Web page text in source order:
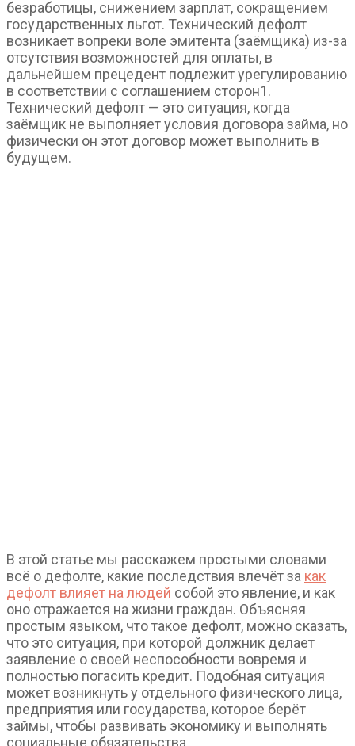
безработицы, снижением зарплат, сокращением
государственных льгот. Технический дефолт
возникает вопреки воле эмитента (заёмщика) из-за
отсутствия возможностей для оплаты, в
дальнейшем прецедент подлежит урегулированию
в соответствии с соглашением сторон1.
Технический дефолт — это ситуация, когда
заёмщик не выполняет условия договора займа, но
физически он этот договор может выполнить в
будущем.
В этой статье мы расскажем простыми словами
всё о дефолте, какие последствия влечёт за как
дефолт влияет на людей собой это явление, и как
оно отражается на жизни граждан. Объясняя
простым языком, что такое дефолт, можно сказать,
что это ситуация, при которой должник делает
заявление о своей неспособности вовремя и
полностью погасить кредит. Подобная ситуация
может возникнуть у отдельного физического лица,
предприятия или государства, которое берёт
займы, чтобы развивать экономику и выполнять
социальные обязательства.